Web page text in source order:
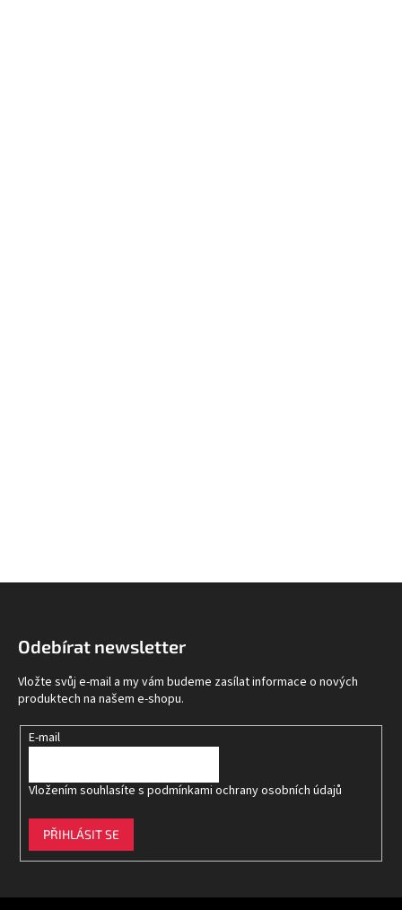
Odebírat newsletter
Vložte svůj e-mail a my vám budeme zasílat informace o nových
produktech na našem e-shopu.
E-mail
Vložením souhlasíte s podmínkami ochrany osobních údajů
PŘIHLÁSIT SE